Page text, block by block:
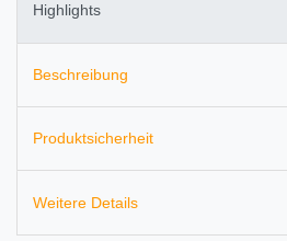
Highlights
Beschreibung
Produktsicherheit
Weitere Details